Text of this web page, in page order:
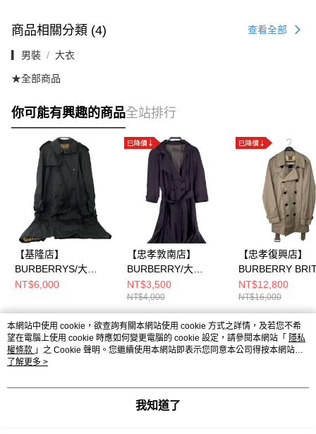
商品相關分類 (4) 查看全部
▎男裝 大衣
★全部商品
你可能有興趣的商品全站排行
【基隆店】
BURBERRYS/大
衣/44/B90A
NT$6,000
【忠孝敦南店】
BURBERRY/大
衣/40/1x1797
NT$3,500
NT$4,000
【忠孝復興店】
BURBERRY
衣/S/
NT$12,800
NT$16,000
熱門標籤
本網站中使用 cookie，欲查詢有關本網站使用 cookie 方式之詳情，及若您不希
望在電腦上使用 cookie 時應如何變更電腦的 cookie 設定，請參閱本網站「 隱私
權條款 」之 Cookie 聲明。您繼續使用本網站即表示您同意本公司得按本網站使
用條款之 Cookie 聲明使用 cookie。
了解更多 >
我知道了